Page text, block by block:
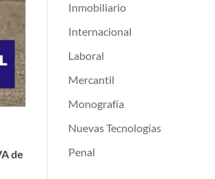
de
Inmobiliario
Internacional
Laboral
Mercantil
Monografía
Nuevas Tecnologías
Penal